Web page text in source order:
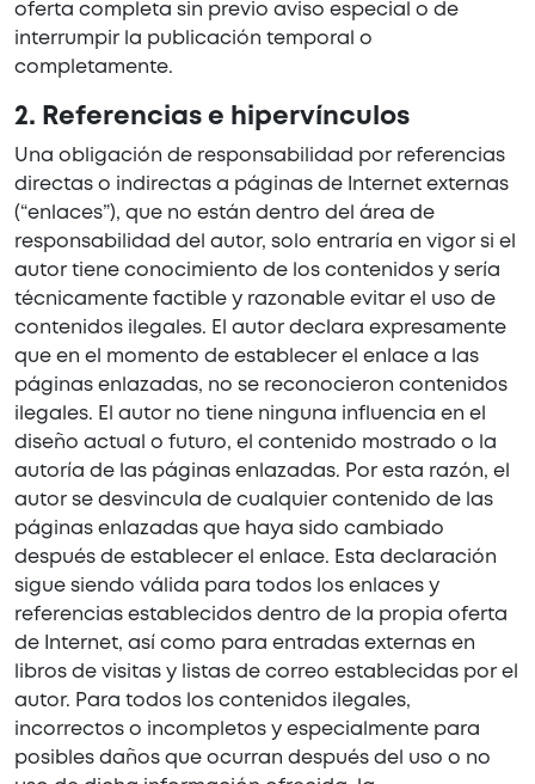
oferta completa sin previo aviso especial o de
interrumpir la publicación temporal o
completamente.
2. Referencias e hipervínculos
Una obligación de responsabilidad por referencias
directas o indirectas a páginas de Internet externas
(“enlaces”), que no están dentro del área de
responsabilidad del autor, solo entraría en vigor si el
autor tiene conocimiento de los contenidos y sería
técnicamente factible y razonable evitar el uso de
contenidos ilegales. El autor declara expresamente
que en el momento de establecer el enlace a las
páginas enlazadas, no se reconocieron contenidos
ilegales. El autor no tiene ninguna influencia en el
diseño actual o futuro, el contenido mostrado o la
autoría de las páginas enlazadas. Por esta razón, el
autor se desvincula de cualquier contenido de las
páginas enlazadas que haya sido cambiado
después de establecer el enlace. Esta declaración
sigue siendo válida para todos los enlaces y
referencias establecidos dentro de la propia oferta
de Internet, así como para entradas externas en
libros de visitas y listas de correo establecidas por el
autor. Para todos los contenidos ilegales,
incorrectos o incompletos y especialmente para
posibles daños que ocurran después del uso o no